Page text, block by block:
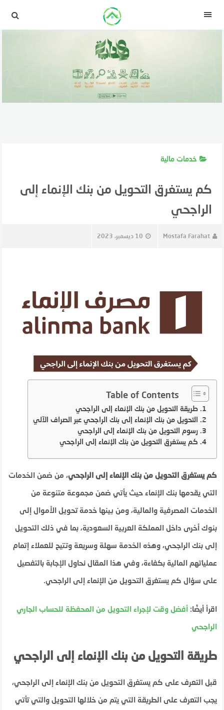
القائمة
خدمات مالية
كم يستغرق التحويل من بنك الإنماء إلى
الراجحي
Mostafa Farahat 10 ديسمبر، 2023
Table of Contents
طريقة التحويل من بنك الإنماء إلى الراجحي
التحويل من بنك الإنماء إلى بنك الراجحي عبر الصراف الآلي
رسوم التحويل من بنك الإنماء إلى الراجحي
كم يستغرق التحويل من بنك الإنماء إلى الراجحي
كم يستغرق التحويل من بنك الإنماء إلى الراجحي، من ضمن الخدمات
التي يقدمها بنك الإنماء حيث يأتي ضمن مجموعة متنوعة من
الخدمات المصرفية والمالية، ومن بينها خدمة تحويل الأموال إلى
بنوك أخرى داخل المملكة العربية السعودية، بما في ذلك التحويل
إلى بنك الراجحي، وهذه الخدمة سهلة وسريعة وتتيح للعملاء إتمام
عملياتهم المالية بكفاءة، وفي هذا المقال نحاول الإجابة بالتفصيل
على سؤال كم يستغرق التحويل من الإنماء إلى الراجحي.
اقرأ أيضًا:أفضل وقت لإجراء التحويل من المحفظة للحساب الجاري
الراجحي
طريقة التحويل من بنك الإنماء إلى الراجحي
قبل التعرف على كم يستغرق التحويل من بنك الإنماء إلى الراجحي،
يجب التعرف على الطريقة التي يتم من خلالها التحويل والتي تأتي